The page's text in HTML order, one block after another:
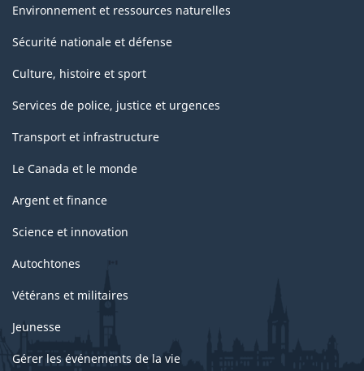
Environnement et ressources naturelles
Sécurité nationale et défense
Culture, histoire et sport
Services de police, justice et urgences
Transport et infrastructure
Le Canada et le monde
Argent et finance
Science et innovation
Autochtones
Vétérans et militaires
Jeunesse
Gérer les événements de la vie